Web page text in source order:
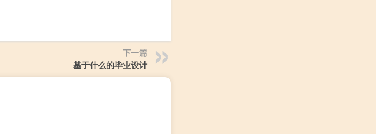
下一篇
基于什么的毕业设计